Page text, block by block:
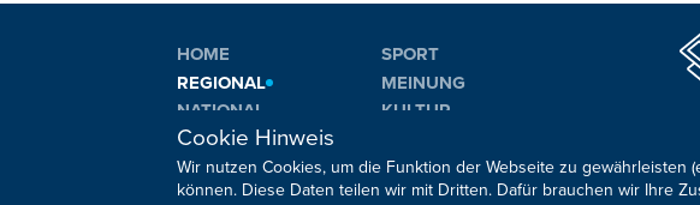
HOME
REGIONAL
NATIONAL
INTERNATIONAL
SPORT
MEINUNG
KULTUR
Cookie Hinweis
Wir nutzen Cookies, um die Funktion der Webseite zu gewährleisten
können. Diese Daten teilen wir mit Dritten. Dafür brauchen wir Ihre